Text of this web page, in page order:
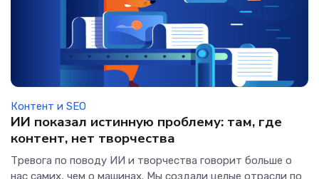
Контент и SEO
ИИ показал истинную проблему: там, где
контент, нет творчества
Тревога по поводу ИИ и творчества говорит больше о
нас самих, чем о машинах. Мы создали целые отрасли по